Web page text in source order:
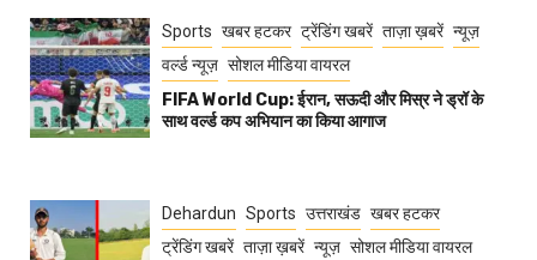
Sports खबर हटकर ट्रेंडिंग खबरें ताज़ा ख़बरें न्यूज़
वर्ल्ड न्यूज़ सोशल मीडिया वायरल
FIFA World Cup: ईरान, सऊदी और मिस्र ने ड्रॉ के
साथ वर्ल्ड कप अभियान का किया आगाज
Dehardun Sports उत्तराखंड खबर हटकर
ट्रेंडिंग खबरें ताज़ा ख़बरें न्यूज़ सोशल मीडिया वायरल